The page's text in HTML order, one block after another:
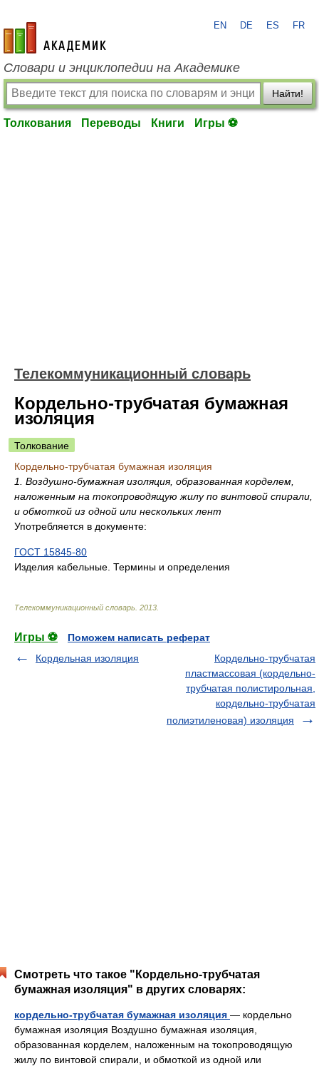
academic.ru
EN DE ES FR
Словари и энциклопедии на Академике
Найти!
Толкования Переводы Книги Игры ⚽
Телекоммуникационный словарь
Кордельно-трубчатая бумажная
изоляция
Толкование
Кордельно-трубчатая бумажная изоляция
1. Воздушно-бумажная изоляция, образованная корделем,
наложенным на токопроводящую жилу по винтовой спирали,
и обмоткой из одной или нескольких лент
Употребляется в документе:
ГОСТ 15845-80
Изделия кабельные. Термины и определения
Телекоммуникационный словарь 2013
Игры ⚽
Поможем написать реферат
Кордельная изоляция
Кордельно-трубчатая
пластмассовая (кордельно-
трубчатая полистирольная,
кордельно-трубчатая
полиэтиленовая) изоляция
Смотреть что такое "Кордельно-трубчатая
бумажная изоляция" в других словарях:
кордельно-трубчатая бумажная изоляция — кордельно
бумажная изоляция Воздушно бумажная изоляция,
образованная корделем, наложенным на токопроводящую
жилу по винтовой спирали, и обмоткой из одной или